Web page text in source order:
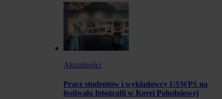
Aktualności
Prace studentów i wykładowcy USWPS na
festiwalu fotografii w Korei Południowej